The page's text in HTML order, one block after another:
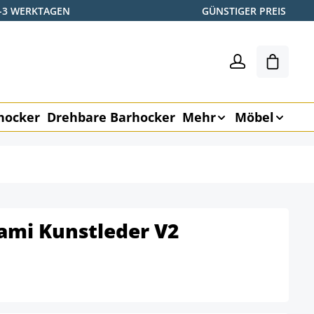
WERKTAGEN GÜNSTIGER PREIS
Drehbare Barhocker Mehr Möbel
Kunstleder V2